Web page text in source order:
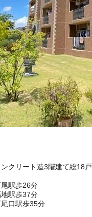
クリート造3階建て総18戸
駅歩26分
駅歩37分
口駅歩35分